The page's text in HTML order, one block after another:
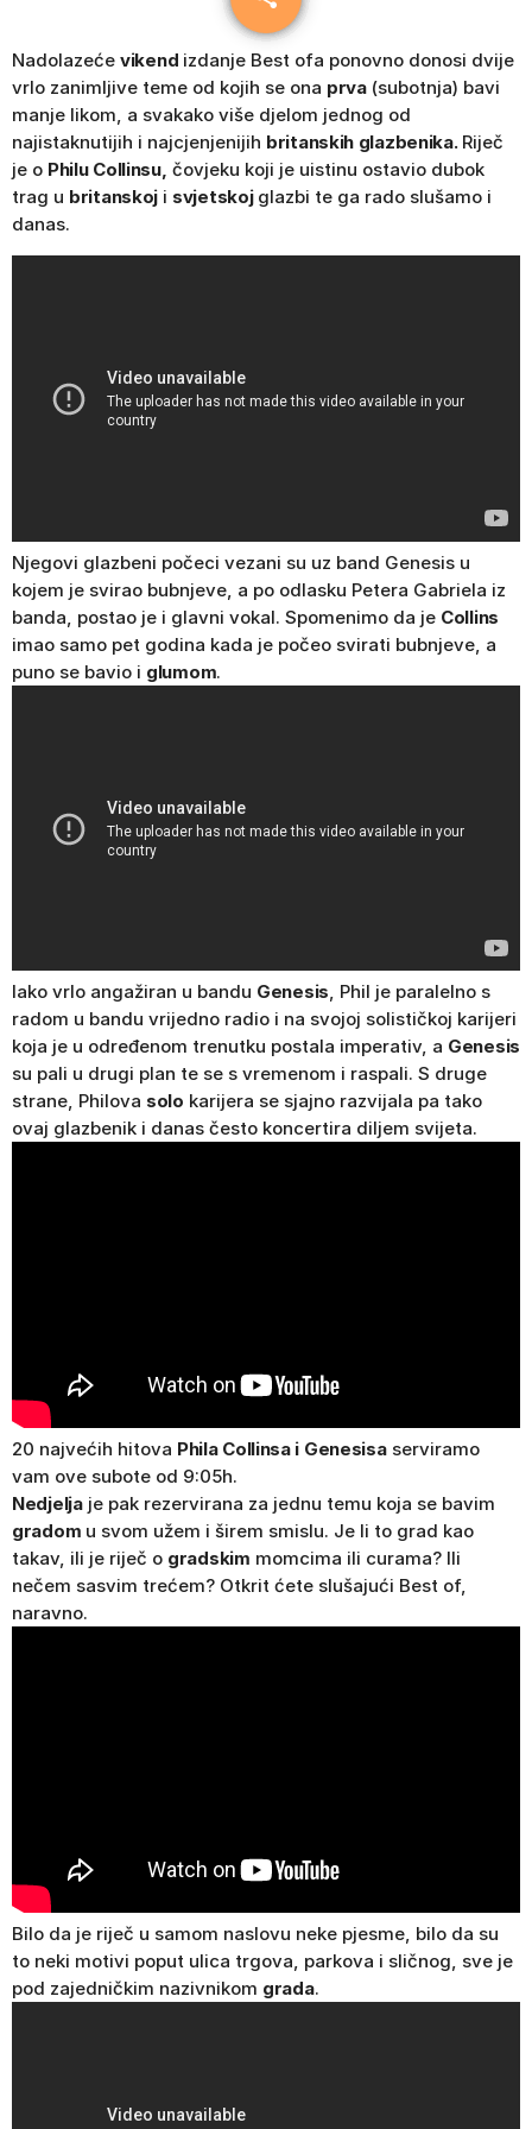
Nadolazeće vikend izdanje Best ofa ponovno donosi dvije
vrlo zanimljive teme od kojih se ona prva(subotnja) bavi
manje likom, a svakako više djelom jednog od
najistaknutijih i najcjenjenijih britanskih glazbenika.Riječ
je o Philu Collinsu, čovjeku koji je uistinu ostavio dubok
trag u britanskoj i svjetskojglazbi te ga rado slušamo i
danas.
Njegovi glazbeni počeci vezani su uz band Genesis u
kojem je svirao bubnjeve, a po odlasku Petera Gabriela iz
banda, postao je i glavni vokal. Spomenimo da je Collins
imao samo pet godina kada je počeo svirati bubnjeve, a
puno se bavio i glumom.
Iako vrlo angažiran u bandu Genesis, Phil je paralelno s
radom u bandu vrijedno radio i na svojoj solističkoj karijeri
koja je u određenom trenutku postala imperativ, a Genesis
su pali u drugi plan te se s vremenom i raspali. S druge
strane, Philova solo karijera se sjajno razvijala pa tako
ovaj glazbenik i danas često koncertira diljem svijeta.
20 najvećih hitova Phila Collinsa i Genesisaserviramo
vam ove subote od 9:05h.
Nedjeljaje pak rezervirana za jednu temu koja se bavim
gradom u svom užem i širem smislu. Je li to grad kao
takav, ili je riječ o gradskim momcima ili curama? Ili
nečem sasvim trećem? Otkrit ćete slušajući Best of,
naravno.
Bilo da je riječ u samom naslovu neke pjesme, bilo da su
to neki motivi poput ulica trgova, parkova i sličnog, sve je
pod zajedničkim nazivnikom grada.